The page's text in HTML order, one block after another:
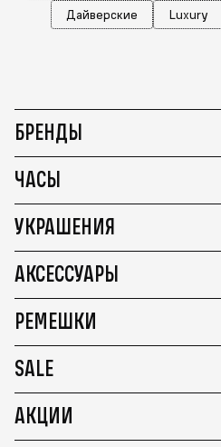
Дайверские
Luxury
БРЕНДЫ
ЧАСЫ
УКРАШЕНИЯ
АКСЕССУАРЫ
РЕМЕШКИ
SALE
АКЦИИ